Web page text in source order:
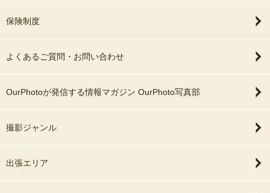
保険制度
よくあるご質問・お問い合わせ
OurPhotoが発信する情報マガジン OurPhoto写真部
撮影ジャンル
出張エリア